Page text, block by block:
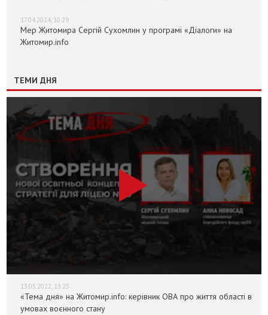
17.04.2024, 10:29
Мер Житомира Сергій Сухомлин у програмі «Діалоги» на
Житомир.info
ТЕМИ ДНЯ
13.05.2022, 13:25
«Тема дня» на Житомир.info: керівник ОВА про життя області в
умовах воєнного стану